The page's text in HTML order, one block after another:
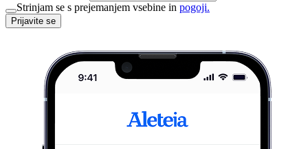
Strinjam se s prejemanjem vsebine in pogoji.
Prijavite se